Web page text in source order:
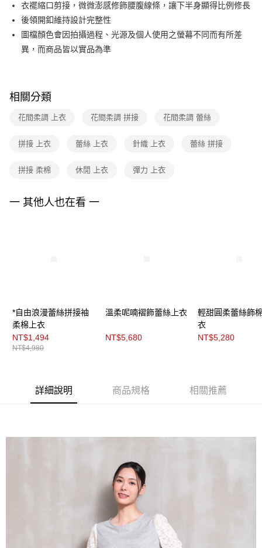
玉山商業銀行
星展（台灣）商業銀行
台新國際商業銀行
台灣樂天信用卡公司
【關於「AFTEE先享後付」】
AFTEE先享後付是「在收到商品之後才付款」的支付方式。 讓您購物簡單
便利好安心！
１．簡單：不需註冊會員、不需綁卡、不需儲值。
２．便利：只要手機號碼，簡訊認證，即可結帳。
結帳頁面，進行簡訊認證並確認金額後，即可完成結帳。
３．收到繳費通知簡訊後14天內，點擊此簡訊中的連結，可透過四大超商／
※ 請注意：結帳手續完成當下不需立刻繳費，但若您需要取消訂單，請聯絡
※ 交易是否成功請以「AFTEE先享後付 」之結帳頁面顯示為準，若有關於
４．使用「AFTEE先享後付」時，將依據個別帳號之用戶狀況，依本公司即
時審查核予不同之上限額度；若仍有額度不足之情形，本公司將視審查結果
請求用戶進行身份認證。
５．嚴禁一人註冊多個帳號或使用他人資訊註冊。若發現惡意使用之情形，
恩沛科技股份有限公司將有權停止該用戶之使用額度並採取法律行動。
付款後7-11取貨
每筆NT$90，滿NT$3,600(含以上)免運費
離島宅配 (蘭嶼恕不配送)
衣襬縮口剪接，微微澎感修飾腰腹線條，讓下半身顯得比例修長
後領開釦維持設計完整性
圖檔顏色會因拍攝過程、光源及個人使用之螢幕不同而有所差
異，而商品皆以實品為準
相關分類
花間柔調 上衣 花間柔調 拼接 花間柔調 蕾絲
拼接 上衣 蕾絲 上衣 針織 上衣 蕾絲 拼接
拼接 柔棉 休閒 上衣 彈力 上衣
一 其他人也在看 一
*自由浪漫蕾絲拼接袖
柔棉上衣
NT$1,494
NT$4,980
溫柔呢喃褶飾蕾絲上衣
NT$5,680
輕甜圓柔蕾絲飾
衣
NT$5,280
詳細說明 商品規格 相關推薦